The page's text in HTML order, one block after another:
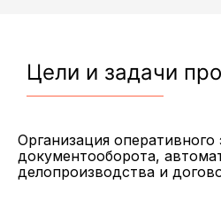
Цели и задачи
Организация оперативного
документооборота,
делопроизводства и